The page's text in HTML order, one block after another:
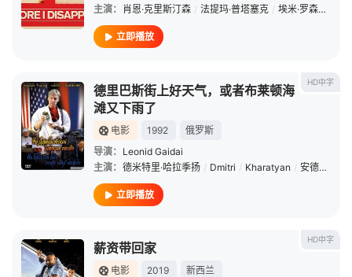
主演：
肖恩·克里斯汀森 / 法提玛·普塔塞克 / 埃米·罗森 /
立即播放
HD中字
德里巴斯街上好天气，或者布莱顿海
滩又下雨了
电影 1992
俄罗斯
导演： Leonid Gaidai
主演： 德米特里·哈拉季扬 / Dmitri / Kharatyan / 安德烈·米亚赫科夫
立即播放
HD中字
薪资带回家
电影 2019
新西兰